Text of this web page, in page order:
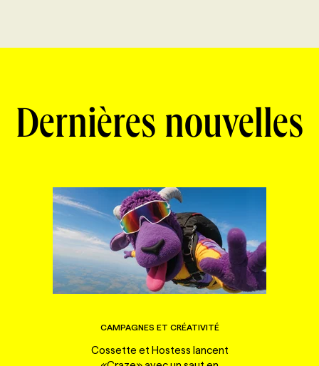
Dernières nouvelles
CAMPAGNES ET CRÉATIVITÉ
Cossette et Hostess lancent